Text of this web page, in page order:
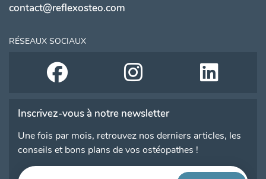
contact@reflexosteo.com
RÉSEAUX SOCIAUX
Inscrivez-vous à notre newsletter
Une fois par mois, retrouvez nos derniers articles, les
conseils et bons plans de vos ostéopathes !